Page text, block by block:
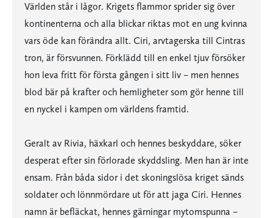
Världen står i lågor. Krigets flammor sprider sig över
kontinenterna och alla blickar riktas mot en ung kvinna
vars öde kan förändra allt. Ciri, arvtagerska till Cintras
tron, är försvunnen. Förklädd till en enkel tjuv försöker
hon leva fritt för första gången i sitt liv – men hennes
blod bär på krafter och hemligheter som gör henne till
en nyckel i kampen om världens framtid.
Geralt av Rivia, häxkarl och hennes beskyddare, söker
desperat efter sin förlorade skyddsling. Men han är inte
ensam. Från båda sidor i det skoningslösa kriget sänds
soldater och lönnmördare ut för att jaga Ciri. Hennes
namn är befläckat, hennes gärningar mytomspunna –